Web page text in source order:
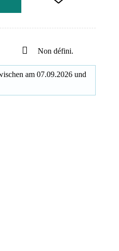
Non défini.
am 07.09.2026 und